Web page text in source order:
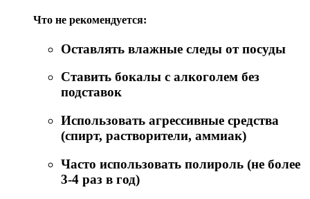
Что не рекомендуется:
Оставлять влажные следы от посуды
Ставить бокалы с алкоголем без
подставок
Использовать агрессивные средства
(спирт, растворители, аммиак)
Часто использовать полироль (не более
3-4 раз в год)